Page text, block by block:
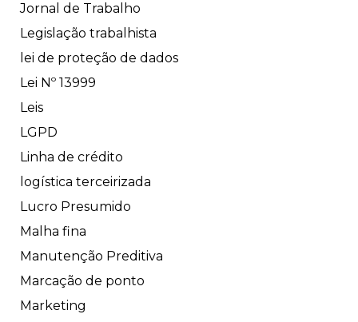
Jornal de Trabalho
Legislação trabalhista
lei de proteção de dados
Lei Nº 13999
Leis
LGPD
Linha de crédito
logística terceirizada
Lucro Presumido
Malha fina
Manutenção Preditiva
Marcação de ponto
Marketing